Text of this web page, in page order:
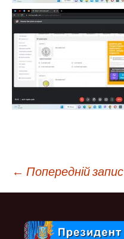
Навігація
по
← Попередній запис